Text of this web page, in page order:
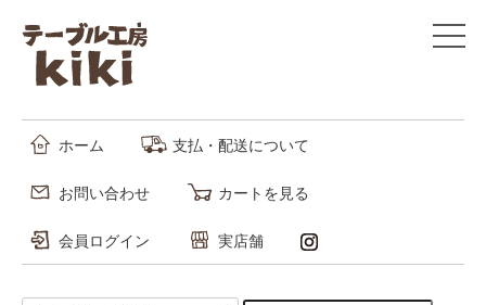
ホーム 支払・配送について
お問い合わせ カートを見る
会員ログイン 実店舗